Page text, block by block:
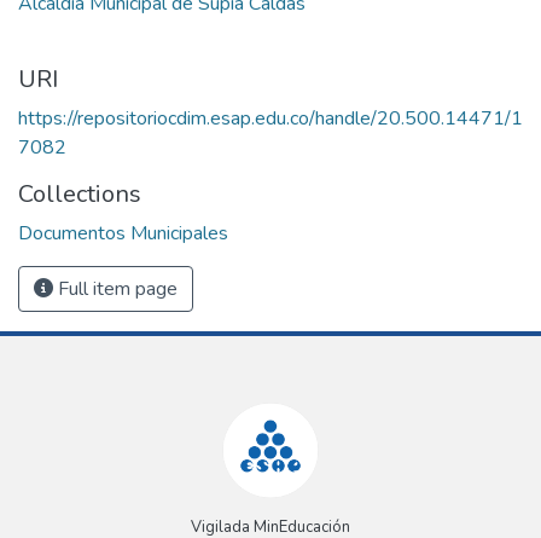
URI
https://repositoriocdim.esap.edu.co/handle/20.500.14471/1
7082
Collections
Documentos Municipales
Full item page
Vigilada MinEducación